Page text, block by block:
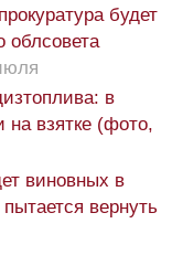
будет
облсовета
в
взятке (фото,
виновных в
вернуть